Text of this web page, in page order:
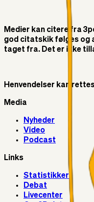
Medier kan citere fra
god citatskik følges og
taget fra. Det er ikke
Henvendelser kan
Media
Nyheder
Video
Podcast
Links
Statistikker
Debat
Livecenter